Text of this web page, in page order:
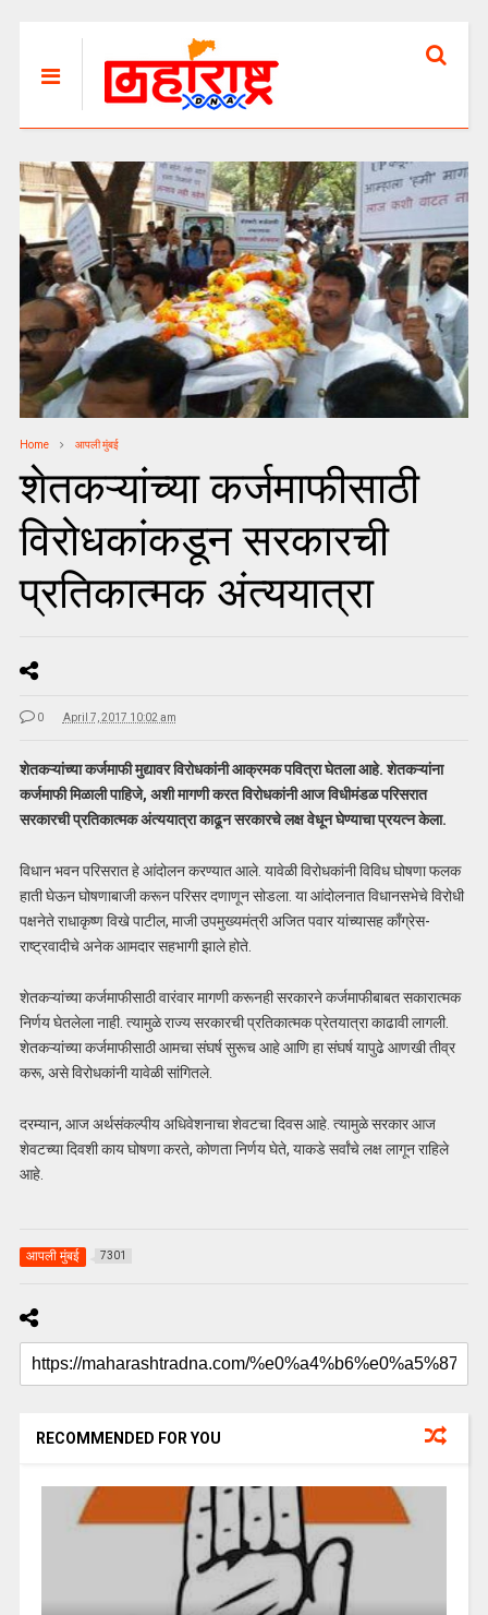
Home आपली मुंबई
शेतकऱ्यांच्या कर्जमाफीसाठी
विरोधकांकडून सरकारची
प्रतिकात्मक अंत्ययात्रा
0 April 7, 2017 10:02 am
शेतकऱ्यांच्या कर्जमाफी मुद्यावर विरोधकांनी आक्रमक पवित्रा घेतला आहे. शेतकऱ्यांना
कर्जमाफी मिळाली पाहिजे, अशी मागणी करत विरोधकांनी आज विधीमंडळ परिसरात
सरकारची प्रतिकात्मक अंत्ययात्रा काढून सरकारचे लक्ष वेधून घेण्याचा प्रयत्न केला.
विधान भवन परिसरात हे आंदोलन करण्यात आले. यावेळी विरोधकांनी विविध घोषणा फलक
हाती घेऊन घोषणाबाजी करून परिसर दणाणून सोडला. या आंदोलनात विधानसभेचे विरोधी
पक्षनेते राधाकृष्ण विखे पाटील, माजी उपमुख्यमंत्री अजित पवार यांच्यासह काँग्रेस-
राष्ट्रवादीचे अनेक आमदार सहभागी झाले होते.
शेतकऱ्यांच्या कर्जमाफीसाठी वारंवार मागणी करूनही सरकारने कर्जमाफीबाबत सकारात्मक
निर्णय घेतलेला नाही. त्यामुळे राज्य सरकारची प्रतिकात्मक प्रेतयात्रा काढावी लागली.
शेतकऱ्यांच्या कर्जमाफीसाठी आमचा संघर्ष सुरूच आहे आणि हा संघर्ष यापुढे आणखी तीव्र
करू, असे विरोधकांनी यावेळी सांगितले.
दरम्यान, आज अर्थसंकल्पीय अधिवेशनाचा शेवटचा दिवस आहे. त्यामुळे सरकार आज
शेवटच्या दिवशी काय घोषणा करते, कोणता निर्णय घेते, याकडे सर्वांचे लक्ष लागून राहिले
आहे.
आपली मुंबई 7301
RECOMMENDED FOR YOU